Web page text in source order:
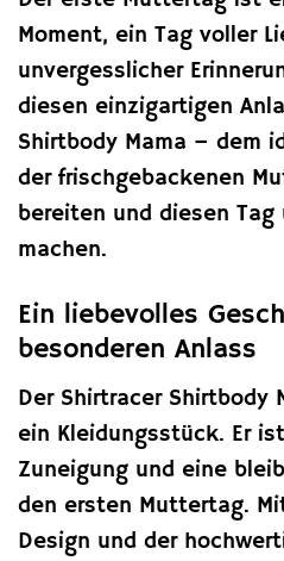
Moment, ein Tag voller
unvergesslicher
diesen einzigartigen
Shirtbody Mama – dem
der frischgebackenen
bereiten und diesen Tag
machen.
Ein liebevolles
besonderen Anlass
Der Shirtracer Shirtbody
ein Kleidungsstück. Er
Zuneigung und eine
den ersten Muttertag.
Design und der